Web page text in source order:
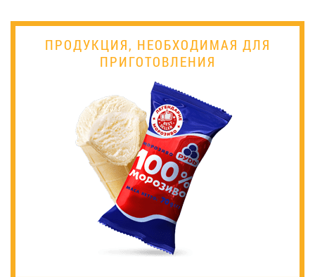
ПРОДУКЦИЯ, НЕОБХОДИМАЯ ДЛЯ
ПРИГОТОВЛЕНИЯ